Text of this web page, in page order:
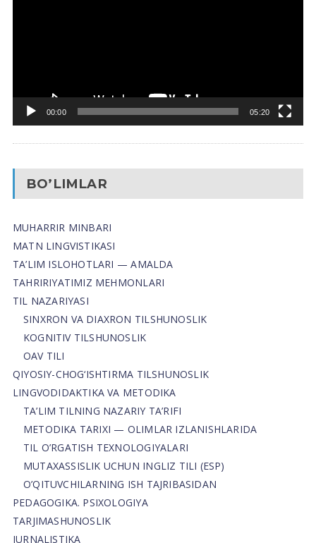
00:00 05:20
BO’LIMLAR
MUHARRIR MINBARI
MATN LINGVISTIKASI
TA’LIM ISLOHOTLARI — AMALDA
TAHRIRIYATIMIZ MEHMONLARI
TIL NAZARIYASI
SINXRON VA DIAXRON TILSHUNOSLIK
KOGNITIV TILSHUNOSLIK
OAV TILI
QIYOSIY-CHOG‘ISHTIRMA TILSHUNOSLIK
LINGVODIDAKTIKA VA METODIKA
TA’LIM TILNING NAZARIY TA’RIFI
METODIKA TARIXI — OLIMLAR IZLANISHLARIDA
TIL O’RGATISH TEXNOLOGIYALARI
MUTAXASSISLIK UCHUN INGLIZ TILI (ESP)
O’QITUVCHILARNING ISH TAJRIBASIDAN
PEDAGOGIKA. PSIXOLOGIYA
TARJIMASHUNOSLIK
JURNALISTIKA